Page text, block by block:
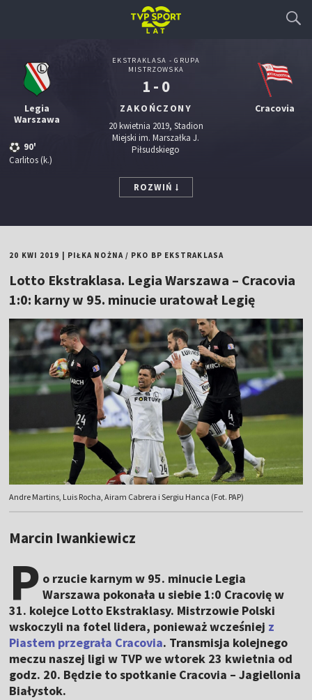
Legia
Warszawa
90'
Carlitos (k.)
EKSTRAKLASA - GRUPA
MISTRZOWSKA
1 - 0
ZAKOŃCZONY
20 kwietnia 2019, Stadion
Miejski im. Marszałka J.
Piłsudskiego
Cracovia
ROZWIŃ
20 KWI 2019 PIŁKA NOŻNA/ PKO BP EKSTRAKLASA
Lotto Ekstraklasa. Legia Warszawa – Cracovia
1:0: karny w 95. minucie uratował Legię
Andre Martins, Luis Rocha, Airam Cabrera i Sergiu Hanca (Fot. PAP)
Marcin Iwankiewicz
P o rzucie karnym w 95. minucie Legia
Warszawa pokonała u siebie 1:0 Cracovię w
31. kolejce Lotto Ekstraklasy. Mistrzowie Polski
wskoczyli na fotel lidera, ponieważ wcześniej z
Piastem przegrała Cracovia. Transmisja kolejnego
meczu naszej ligi w TVP we wtorek 23 kwietnia od
godz. 20. Będzie to spotkanie Cracovia – Jagiellonia
Białystok.